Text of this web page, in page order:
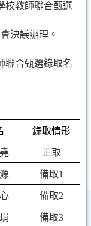
校教師聯合甄選
決議辦理。
聯合甄選錄取名
錄取情形
正取
備取1
備取2
備取3